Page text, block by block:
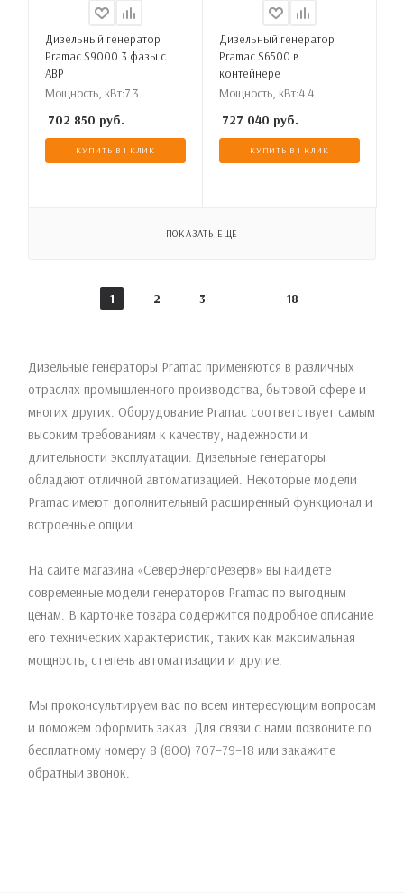
Дизельный генератор
Pramac S9000 3 фазы с
АВР
Мощность, кВт:7.3
702 850 руб.
КУПИТЬ В 1 КЛИК
Дизельный генератор
Pramac S6500 в
контейнере
Мощность, кВт:4.4
727 040 руб.
КУПИТЬ В 1 КЛИК
ПОКАЗАТЬ ЕЩЕ
1 2 3 18
Дизельные генераторы Pramac применяются в различных
отраслях промышленного производства, бытовой сфере и
многих других. Оборудование Pramac соответствует самым
высоким требованиям к качеству, надежности и
длительности эксплуатации. Дизельные генераторы
обладают отличной автоматизацией. Некоторые модели
Pramac имеют дополнительный расширенный функционал и
встроенные опции.
На сайте магазина «СеверЭнергоРезерв» вы найдете
современные модели генераторов Pramac по выгодным
ценам. В карточке товара содержится подробное описание
его технических характеристик, таких как максимальная
мощность, степень автоматизации и другие.
Мы проконсультируем вас по всем интересующим вопросам
и поможем оформить заказ. Для связи с нами позвоните по
бесплатному номеру 8 (800) 707–79–18 или закажите
обратный звонок.